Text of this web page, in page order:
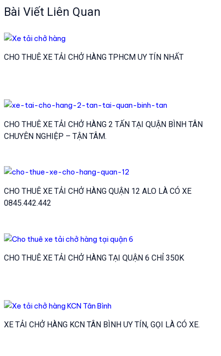
bài
viết
Bài Viết Liên Quan
CHO THUÊ XE TẢI CHỞ HÀNG TPHCM UY TÍN NHẤT
CHO THUÊ XE TẢI CHỞ HÀNG 2 TẤN TẠI QUẬN BÌNH TÂN
CHUYÊN NGHIỆP – TẬN TÂM.
CHO THUÊ XE TẢI CHỞ HÀNG QUẬN 12 ALO LÀ CÓ XE
0845.442.442
CHO THUÊ XE TẢI CHỞ HÀNG TẠI QUẬN 6 CHỈ 350K
XE TẢI CHỞ HÀNG KCN TÂN BÌNH UY TÍN, GỌI LÀ CÓ XE.